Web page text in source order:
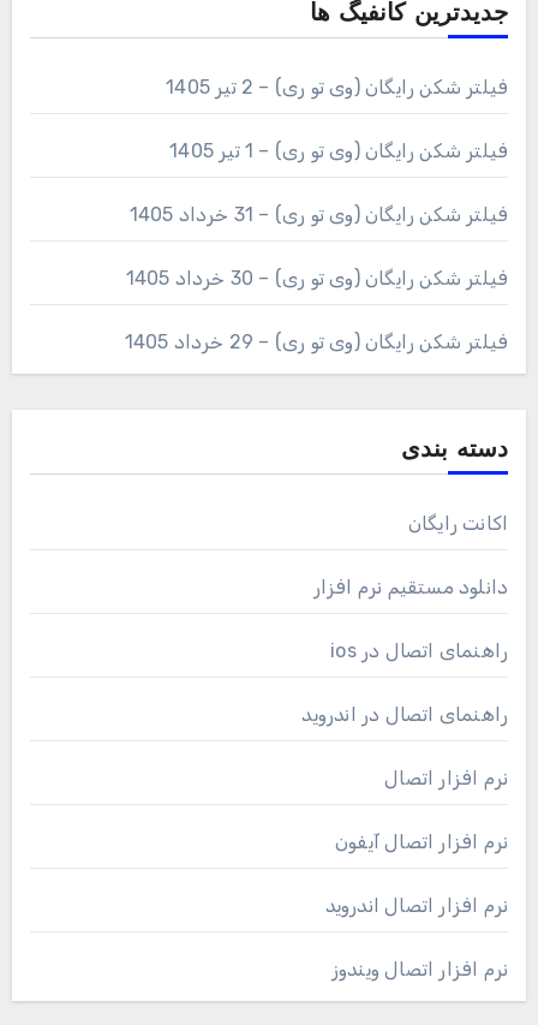
جدیدترین کانفیگ ها
فیلتر شکن رایگان (وی تو ری) – 2 تیر 1405
فیلتر شکن رایگان (وی تو ری) – 1 تیر 1405
فیلتر شکن رایگان (وی تو ری) – 31 خرداد 1405
فیلتر شکن رایگان (وی تو ری) – 30 خرداد 1405
فیلتر شکن رایگان (وی تو ری) – 29 خرداد 1405
دسته بندی
اکانت رایگان
دانلود مستقیم نرم افزار
راهنمای اتصال در ios
راهنمای اتصال در اندروید
نرم افزار اتصال
نرم افزار اتصال آیفون
نرم افزار اتصال اندروید
نرم افزار اتصال ویندوز